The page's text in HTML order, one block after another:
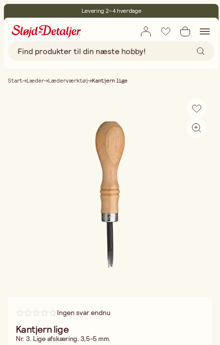
Levering 2–4 hverdage
Gratis fragt ved køb over 499,-
Start Læder Læderværktøj Kantjern lige
Ingen svar endnu
Kantjern lige
Nr. 3. Lige afskæring. 3,5-5 mm.